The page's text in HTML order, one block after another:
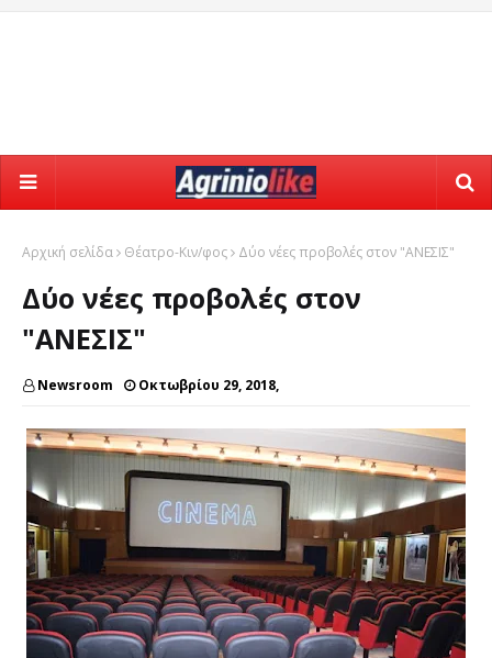
Αρχική σελίδα Θέατρο-Κιν/φος Δύο νέες προβολές στον "ΑΝΕΣΙΣ"
Δύο νέες προβολές στον
"ΑΝΕΣΙΣ"
Newsroom Οκτωβρίου 29, 2018,